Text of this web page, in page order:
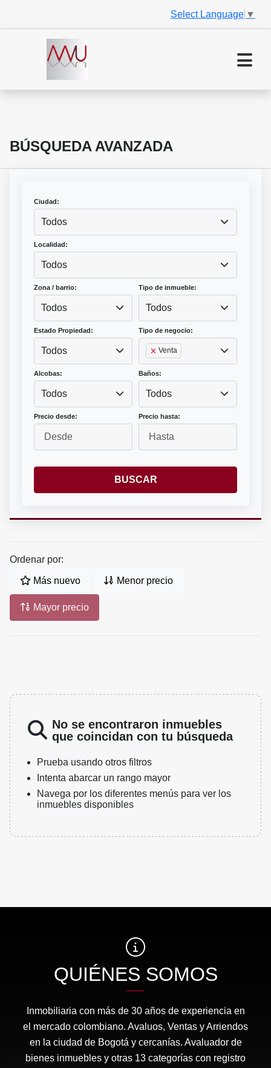
Select Language ▼
BÚSQUEDA AVANZADA
Ciudad:
Todos
Localidad:
Todos
Zona / barrio:
Todos
Tipo de inmueble:
Todos
Estado Propiedad:
Todos
Tipo de negocio:
Venta
Alcobas:
Todos
Baños:
Todos
Precio desde: Precio hasta:
BUSCAR
Ordenar por:
Más nuevo Menor precio
Mayor precio
No se encontraron inmuebles
que coincidan con tu búsqueda
Prueba usando otros filtros
Intenta abarcar un rango mayor
Navega por los diferentes menús para ver los
inmuebles disponibles
QUIÉNES SOMOS
Inmobiliaria con más de 30 años de experiencia en
el mercado colombiano. Avaluos, Ventas y Arriendos
en la ciudad de Bogotá y cercanías. Avaluador de
bienes inmuebles y otras 13 categorías con registro